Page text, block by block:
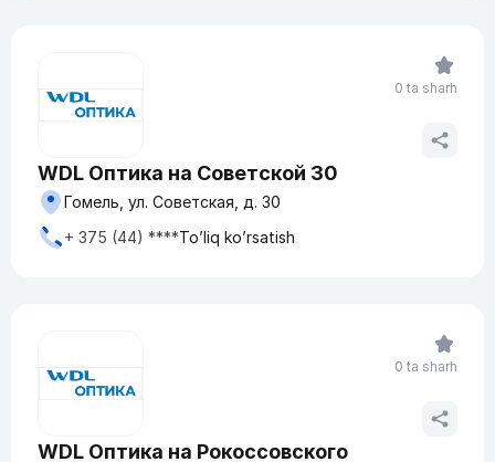
WDL Оптика на Советской 30
Гомель, ул. Советская, д. 30
+ 375 (44) ****To’liq ko’rsatish
0 ta sharh
WDL Оптика на Рокоссовского
0 ta sharh